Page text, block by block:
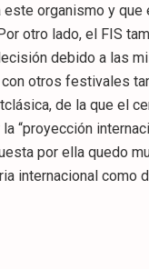
organismo y
otro lado, el FIS
debido a las
otros festivales
de la que el
“proyección
por ella quedo
internacional como